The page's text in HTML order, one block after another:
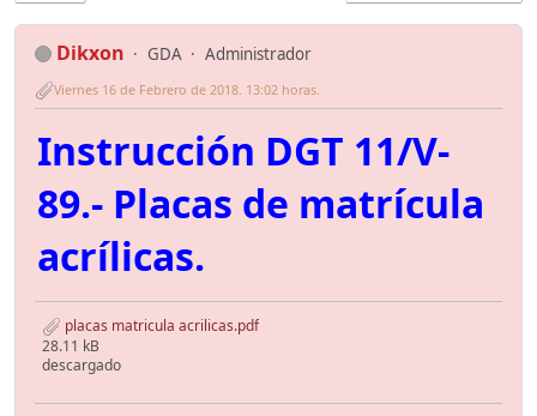
Dikxon GDA Administrador
Viernes 16 de Febrero de 2018. 13:02 horas.
Instrucción DGT 11/V-
89.- Placas de matrícula
acrílicas.
placas matricula acrilicas.pdf
28.11 kB
descargado